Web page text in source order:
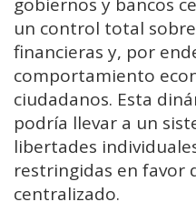
gobiernos y bancos
un control total
financieras y, por
comportamiento
ciudadanos. Esta
podría llevar a un
libertades
restringidas en favor
centralizado.